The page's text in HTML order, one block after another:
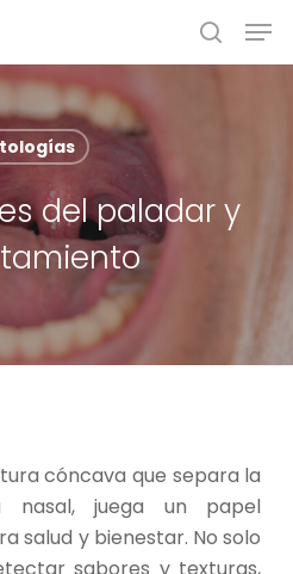
del paladar y
cóncava que separa la
juega un papel
salud y bienestar. No solo